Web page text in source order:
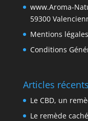
www.Aroma-
59300
Mentions légales
Conditions
Articles récents
Le CBD, un
Le remède